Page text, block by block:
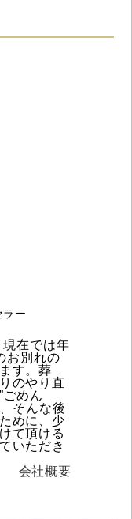
ー
在では年
お別れの
す。葬
のやり直
ごめん
そんな後
めに、少
て頂ける
いただき
会社概要